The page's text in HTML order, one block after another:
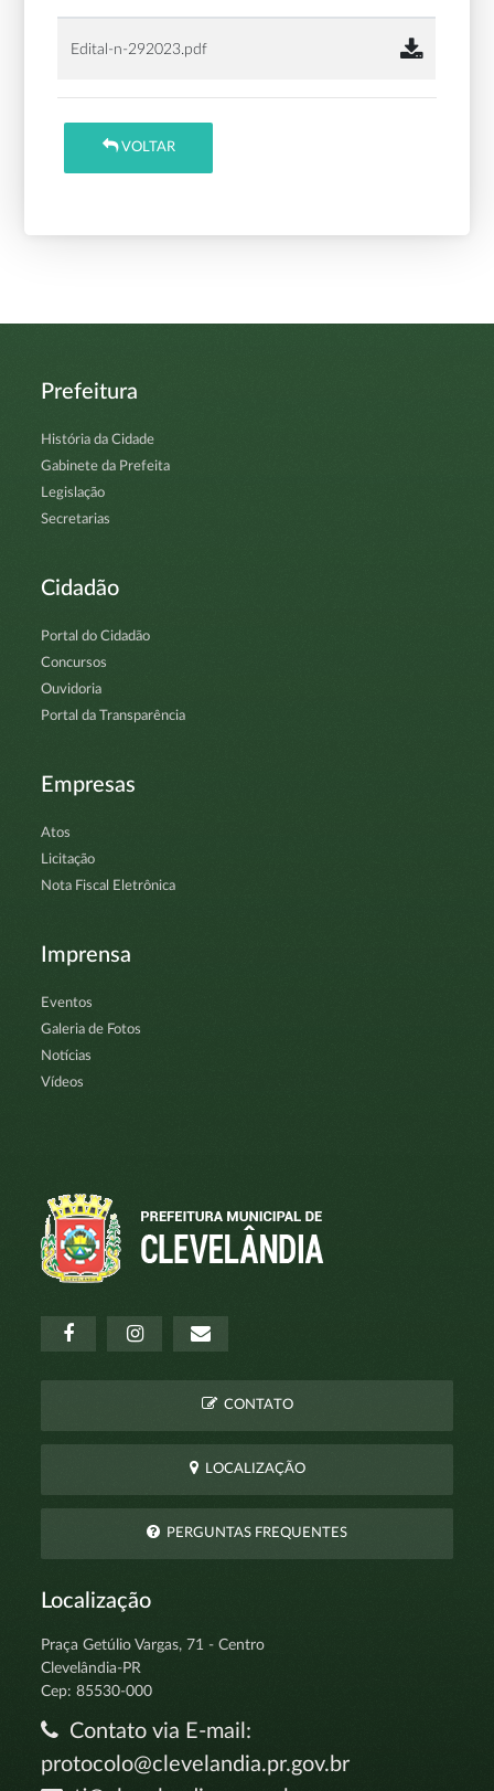
Edital-n-292023.pdf
VOLTAR
Prefeitura
História da Cidade
Gabinete da Prefeita
Legislação
Secretarias
Cidadão
Portal do Cidadão
Concursos
Ouvidoria
Portal da Transparência
Empresas
Atos
Licitação
Nota Fiscal Eletrônica
Imprensa
Eventos
Galeria de Fotos
Notícias
Vídeos
CONTATO
LOCALIZAÇÃO
PERGUNTAS FREQUENTES
Localização
Praça Getúlio Vargas, 71 - Centro
Clevelândia-PR
Cep: 85530-000
Contato via E-mail:
protocolo@clevelandia.pr.gov.br